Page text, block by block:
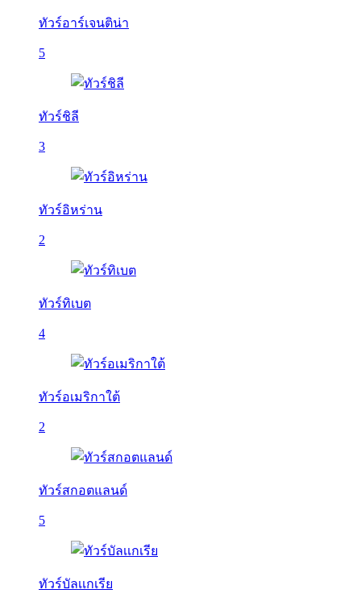
ทัวร์อาร์เจนติน่า
5
ทัวร์ชิลี
3
ทัวร์อิหร่าน
2
ทัวร์ทิเบต
4
ทัวร์อเมริกาใต้
2
ทัวร์สกอตแลนด์
5
ทัวร์บัลเเกเรีย